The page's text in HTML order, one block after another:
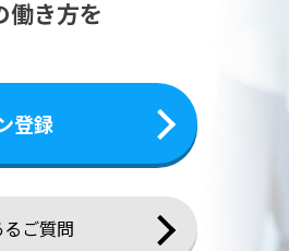
働き方を
登録
ご質問